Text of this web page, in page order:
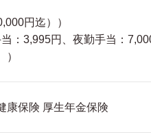
円迄））
：3,995円、夜勤手当：
康保険 厚生年金保険